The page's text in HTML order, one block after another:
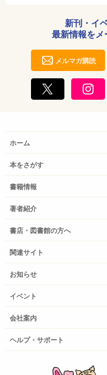
新刊・イ
最新情報をメ
メルマガ購読
ホーム
本をさがす
書籍情報
著者紹介
書店・図書館の方へ
関連サイト
お知らせ
イベント
会社案内
ヘルプ・サポート